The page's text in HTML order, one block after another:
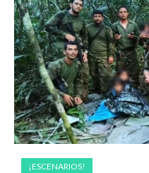
¡ESCENARIOS!